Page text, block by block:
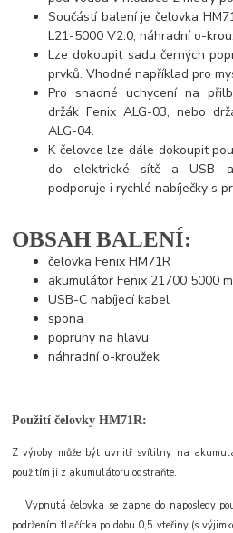
Součástí balení je čelovka
L21-5000 V2.0, náhradní o-
Lze dokoupit sadu černých
prvků. Vhodné například pro
Pro snadné uchycení na
držák Fenix ALG-03, nebo
ALG-04.
K čelovce lze dále dokoupit
do elektrické sítě a USB
podporuje i rychlé nabíječky s
OBSAH BALENÍ:
čelovka Fenix HM71R
akumulátor Fenix 21700 5000
USB-C nabíjecí kabel
spona
popruhy na hlavu
náhradní o-kroužek
Použití čelovky HM71R:
Z výroby může být uvnitř svítilny na
použitím ji z akumulátoru odstraňte.
Vypnutá čelovka se zapne do naposledy
podržením tlačítka po dobu 0,5 vteřiny (s